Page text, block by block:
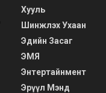
Хууль
Шинжлэх Ухаан
Эдийн Засаг
ЭМЯ
Энтертайнмент
Эрүүл Мэнд